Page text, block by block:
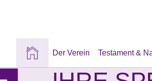
Der Verein Testament &